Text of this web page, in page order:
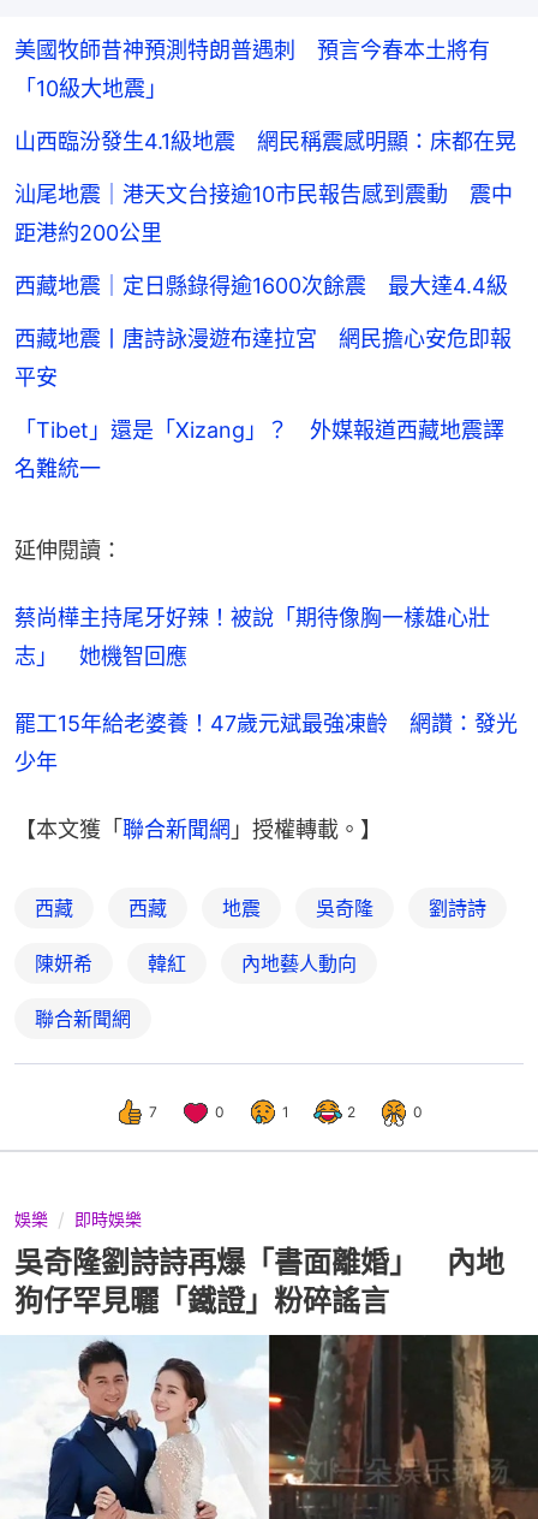
美國牧師昔神預測特朗普遇刺 預言今春本土將有
「10級大地震」
山西臨汾發生4.1級地震 網民稱震感明顯：床都在晃
汕尾地震｜港天文台接逾10市民報告感到震動 震中
距港約200公里
西藏地震｜定日縣錄得逾1600次餘震 最大達4.4級
西藏地震丨唐詩詠漫遊布達拉宮 網民擔心安危即報
平安
「Tibet」還是「Xizang」？ 外媒報道西藏地震譯
名難統一
延伸閱讀：
蔡尚樺主持尾牙好辣！被說「期待像胸一樣雄心壯
志」　她機智回應
罷工15年給老婆養！47歲元斌最強凍齡　網讚：發光
少年
【本文獲「聯合新聞網 」授權轉載。】
西藏 西藏 地震 吳奇隆 劉詩詩
陳妍希 韓紅 內地藝人動向
聯合新聞網
7 0 1 2 0
娛樂 即時娛樂
吳奇隆劉詩詩再爆「書面離婚」 內地
狗仔罕見曬「鐵證」粉碎謠言